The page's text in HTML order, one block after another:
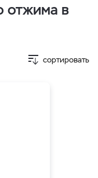
отжима в
сортировать